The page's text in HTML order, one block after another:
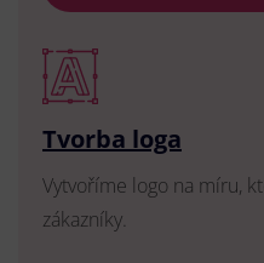
Tvorba loga
Vytvoříme logo na míru,
zákazníky.